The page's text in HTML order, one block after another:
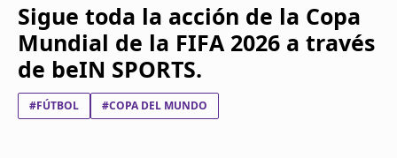
Sigue toda la acción de la Copa
Mundial de la FIFA 2026 a través
de beIN SPORTS.
#FÚTBOL #COPA DEL MUNDO